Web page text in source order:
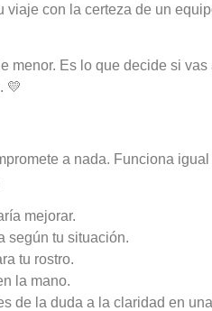
con la certeza de un
menor. Es lo que decide si
. 💛
a nada. Funciona
mejorar.
según tu situación.
tu rostro.
la mano.
de la duda a la claridad en